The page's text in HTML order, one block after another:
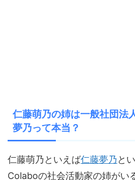
仁藤萌乃の姉は一般社団法
夢乃って本当？
仁藤萌乃といえば仁藤夢乃と
Colaboの社会活動家の姉がい